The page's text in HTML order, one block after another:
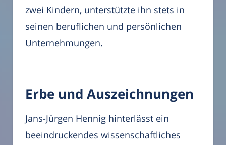
zwei Kindern, unterstützte ihn stets in
seinen beruflichen und persönlichen
Unternehmungen.
Erbe und Auszeichnungen
Jans-Jürgen Hennig hinterlässt ein
beeindruckendes wissenschaftliches